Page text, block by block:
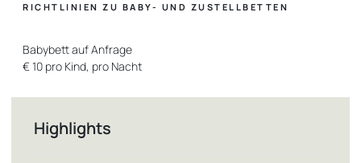
RICHTLINIEN ZU BABY- UND ZUSTELLBETTEN
Babybett auf Anfrage
€ 10 pro Kind, pro Nacht
Highlights